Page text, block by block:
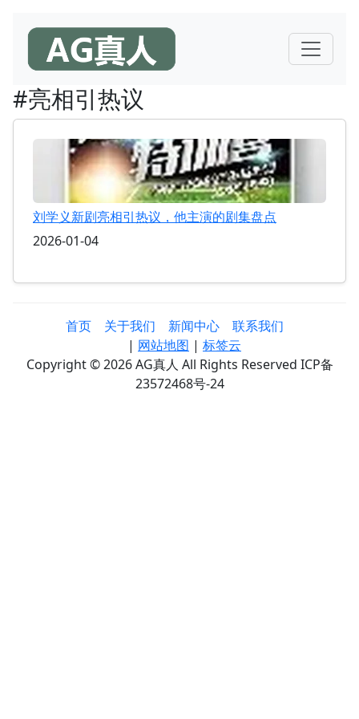
#亮相引热议
刘学义新剧亮相引热议，他主演的剧集盘点
2026-01-04
首页 关于我们 新闻中心
联系我们
| 网站地图 | 标签云
Copyright © 2026 AG真人 All Rights Reserved ICP备
23572468号-24